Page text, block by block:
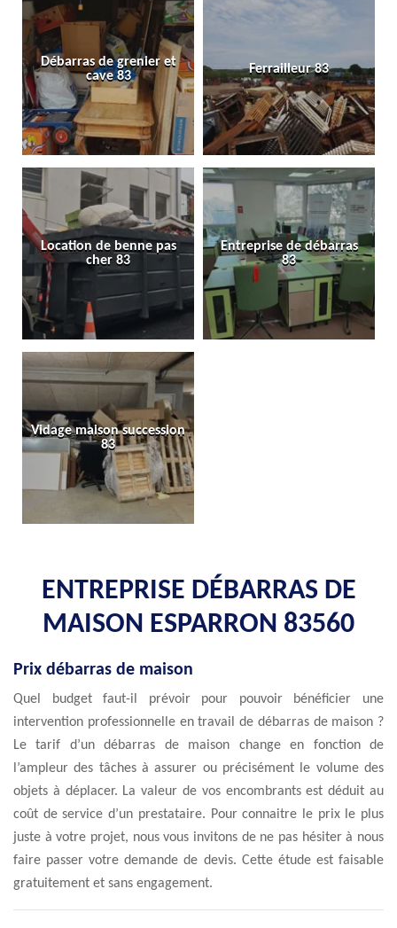
Débarras de grenier et
cave 83
Ferrailleur 83
Location de benne pas
cher 83
Entreprise de débarras
83
Vidage maison succession
83
ENTREPRISE DÉBARRAS DE
MAISON ESPARRON 83560
Prix débarras de maison
Quel budget faut-il prévoir pour pouvoir bénéficier une
intervention professionnelle en travail de débarras de maison ?
Le tarif d’un débarras de maison change en fonction de
l’ampleur des tâches à assurer ou précisément le volume des
objets à déplacer. La valeur de vos encombrants est déduit au
coût de service d’un prestataire. Pour connaitre le prix le plus
juste à votre projet, nous vous invitons de ne pas hésiter à nous
faire passer votre demande de devis. Cette étude est faisable
gratuitement et sans engagement.